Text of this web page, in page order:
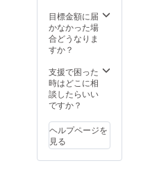
目標金額に届
かなかった場
合どうなりま
すか？
支援で困った
時はどこに相
談したらいい
ですか？
ヘルプページを
見る